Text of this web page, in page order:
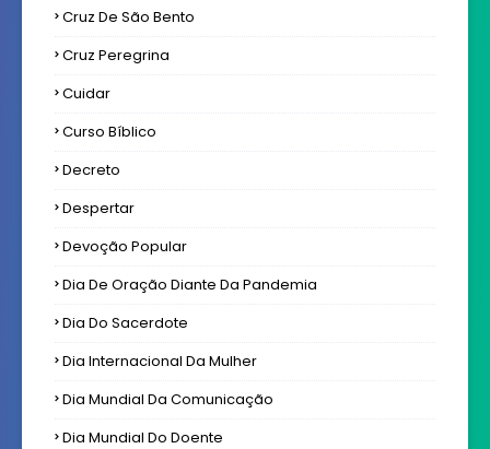
Cruz De São Bento
Cruz Peregrina
Cuidar
Curso Bíblico
Decreto
Despertar
Devoção Popular
Dia De Oração Diante Da Pandemia
Dia Do Sacerdote
Dia Internacional Da Mulher
Dia Mundial Da Comunicação
Dia Mundial Do Doente